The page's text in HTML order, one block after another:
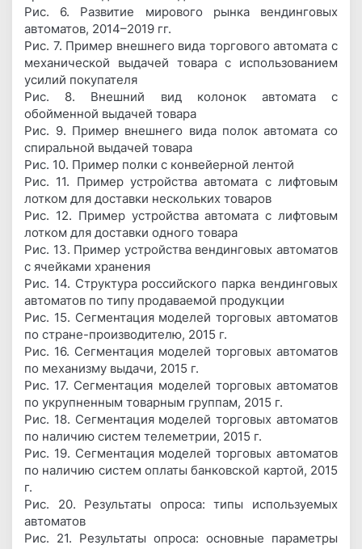
Рис. 6. Развитие мирового рынка вендинговых
автоматов, 2014–2019 гг.
Рис. 7. Пример внешнего вида торгового автомата с
механической выдачей товара с использованием
усилий покупателя
Рис. 8. Внешний вид колонок автомата с
обойменной выдачей товара
Рис. 9. Пример внешнего вида полок автомата со
спиральной выдачей товара
Рис. 10. Пример полки с конвейерной лентой
Рис. 11. Пример устройства автомата с лифтовым
лотком для доставки нескольких товаров
Рис. 12. Пример устройства автомата с лифтовым
лотком для доставки одного товара
Рис. 13. Пример устройства вендинговых автоматов
с ячейками хранения
Рис. 14. Структура российского парка вендинговых
автоматов по типу продаваемой продукции
Рис. 15. Сегментация моделей торговых автоматов
по стране-производителю, 2015 г.
Рис. 16. Сегментация моделей торговых автоматов
по механизму выдачи, 2015 г.
Рис. 17. Сегментация моделей торговых автоматов
по укрупненным товарным группам, 2015 г.
Рис. 18. Сегментация моделей торговых автоматов
по наличию систем телеметрии, 2015 г.
Рис. 19. Сегментация моделей торговых автоматов
по наличию систем оплаты банковской картой, 2015
г.
Рис. 20. Результаты опроса: типы используемых
автоматов
Рис. 21. Результаты опроса: основные параметры